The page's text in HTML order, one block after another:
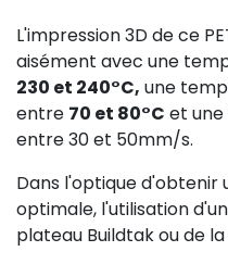
L'impression 3D de ce
aisément avec une
230 et 240°C, une
entre 70 et 80°C et une
entre 30 et 50mm/s.
Dans l'optique
optimale, l'utilisation
plateau Buildtak ou de